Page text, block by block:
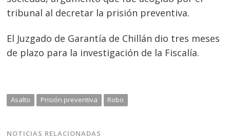
tribunal al decretar la prisión preventiva.
El Juzgado de Garantía de Chillán dio tres meses
de plazo para la investigación de la Fiscalía.
Asalto Prisión preventiva Robo
NOTICIAS RELACIONADAS
Navegación
de